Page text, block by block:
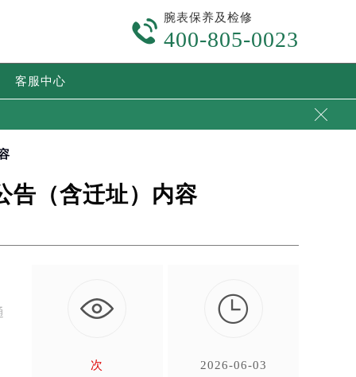

腕表保养及检修
400-805-0023
客服中心

告（含迁址）内容
次

2026-06-03